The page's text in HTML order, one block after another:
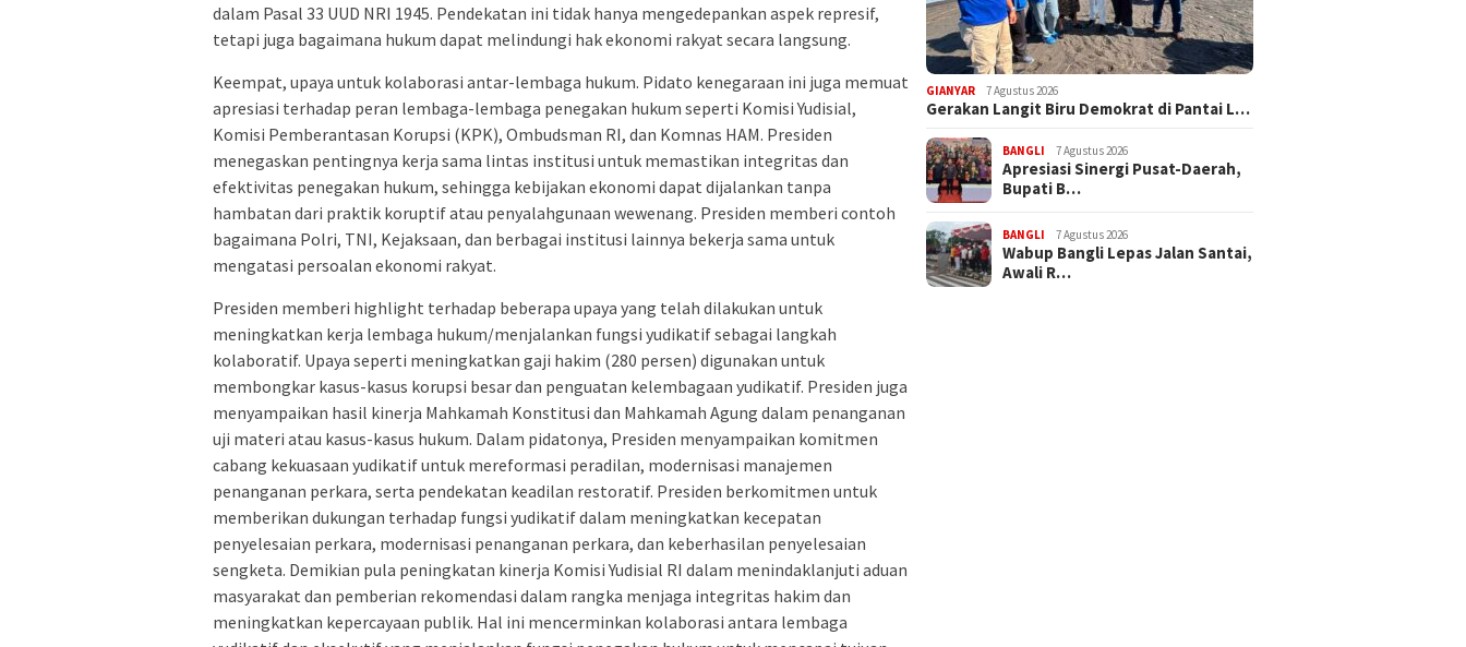
dalam Pasal 33 UUD NRI 1945. Pendekatan ini tidak hanya mengedepankan aspek represif,
tetapi juga bagaimana hukum dapat melindungi hak ekonomi rakyat secara langsung.
Keempat, upaya untuk kolaborasi antar-lembaga hukum. Pidato kenegaraan ini juga memuat
apresiasi terhadap peran lembaga-lembaga penegakan hukum seperti Komisi Yudisial,
Komisi Pemberantasan Korupsi (KPK), Ombudsman RI, dan Komnas HAM. Presiden
menegaskan pentingnya kerja sama lintas institusi untuk memastikan integritas dan
efektivitas penegakan hukum, sehingga kebijakan ekonomi dapat dijalankan tanpa
hambatan dari praktik koruptif atau penyalahgunaan wewenang. Presiden memberi contoh
bagaimana Polri, TNI, Kejaksaan, dan berbagai institusi lainnya bekerja sama untuk
mengatasi persoalan ekonomi rakyat.
Presiden memberi highlight terhadap beberapa upaya yang telah dilakukan untuk
meningkatkan kerja lembaga hukum/menjalankan fungsi yudikatif sebagai langkah
kolaboratif. Upaya seperti meningkatkan gaji hakim (280 persen) digunakan untuk
membongkar kasus-kasus korupsi besar dan penguatan kelembagaan yudikatif. Presiden juga
menyampaikan hasil kinerja Mahkamah Konstitusi dan Mahkamah Agung dalam penanganan
uji materi atau kasus-kasus hukum. Dalam pidatonya, Presiden menyampaikan komitmen
cabang kekuasaan yudikatif untuk mereformasi peradilan, modernisasi manajemen
penanganan perkara, serta pendekatan keadilan restoratif. Presiden berkomitmen untuk
memberikan dukungan terhadap fungsi yudikatif dalam meningkatkan kecepatan
penyelesaian perkara, modernisasi penanganan perkara, dan keberhasilan penyelesaian
sengketa. Demikian pula peningkatan kinerja Komisi Yudisial RI dalam menindaklanjuti aduan
masyarakat dan pemberian rekomendasi dalam rangka menjaga integritas hakim dan
meningkatkan kepercayaan publik. Hal ini mencerminkan kolaborasi antara lembaga
GIANYAR 7 Agustus 2026
Gerakan Langit Biru Demokrat di Pantai L…
BANGLI 7 Agustus 2026
Apresiasi Sinergi Pusat-Daerah,
Bupati B…
BANGLI 7 Agustus 2026
Wabup Bangli Lepas Jalan Santai,
Awali R…